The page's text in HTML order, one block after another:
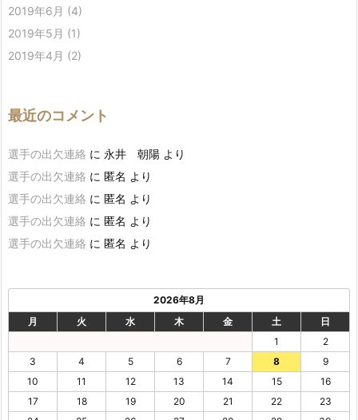
2019年6月 (4)
2019年5月 (1)
2019年4月 (2)
最近のコメント
選手の出欠連絡 に 永井 朝陽 より
選手の出欠連絡 に 匿名 より
選手の出欠連絡 に 匿名 より
選手の出欠連絡 に 匿名 より
選手の出欠連絡 に 匿名 より
2026年8月
月
火 水 木 金 土
日
1
2
3
4 5 6 7 8
9
10
11 12 13 14 15
16
17
18 19 20 21 22
23